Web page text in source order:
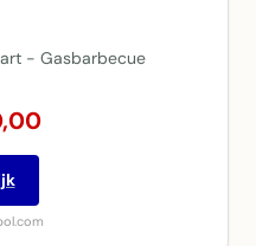
- Gasbarbecue